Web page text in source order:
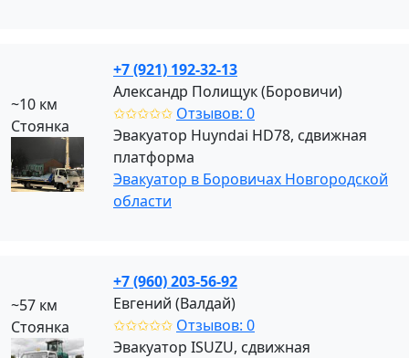
~10 км
Стоянка
+7 (921) 192-32-13
Александр Полищук (Боровичи)
✩✩✩✩✩ Отзывов: 0
Эвакуатор Huyndai HD78, сдвижная
платформа
Эвакуатор в Боровичах Новгородской
области
~57 км
Стоянка
+7 (960) 203-56-92
Евгений (Валдай)
✩✩✩✩✩ Отзывов: 0
Эвакуатор ISUZU, сдвижная